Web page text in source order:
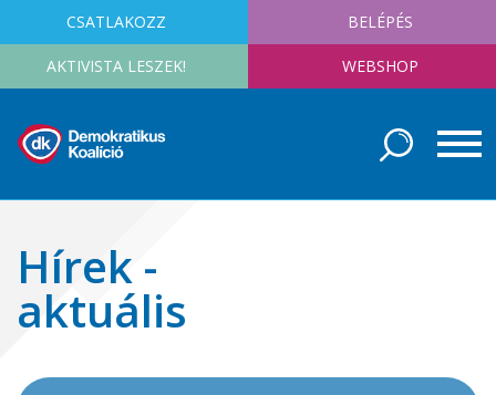
CSATLAKOZZ BELÉPÉS
AKTIVISTA LESZEK! WEBSHOP
Hírek -
aktuális